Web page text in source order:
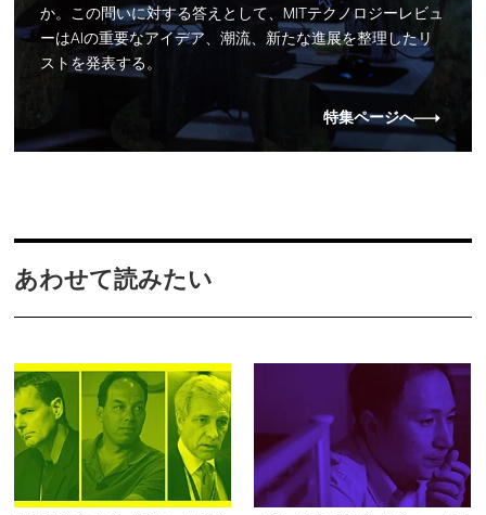
か。この問いに対する答えとして、MITテクノロジーレビュ
ーはAIの重要なアイデア、潮流、新たな進展を整理したリ
ストを発表する。
特集ページへ
あわせて読みたい